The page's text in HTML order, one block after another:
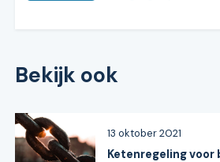
Bekijk ook
Ketenregeling
13 oktober 2021